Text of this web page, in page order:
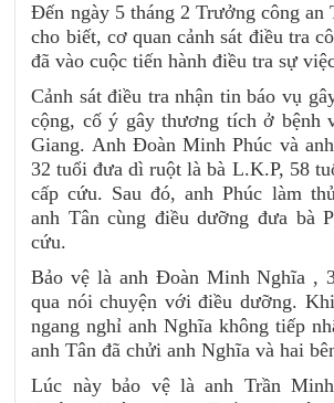
Đến ngày 5 tháng 2 Trưởng công an
cho biết, cơ quan cảnh sát điều tra
đã vào cuộc tiến hành điều tra sự
Cảnh sát điều tra nhận tin báo vụ
cộng, cố ý gây thương tích ở bệnh
Giang. Anh Đoàn Minh Phúc và
32 tuổi đưa dì ruột là bà L.K.P, 58
cấp cứu. Sau đó, anh Phúc làm
anh Tân cùng điều dưỡng đưa bà
cứu.
Bảo vệ là anh Đoàn Minh Nghĩa ,
qua nói chuyện với điều dưỡng.
ngang nghỉ anh Nghĩa không tiếp
anh Tân đã chửi anh Nghĩa và hai
Lúc này bảo vệ là anh Trần